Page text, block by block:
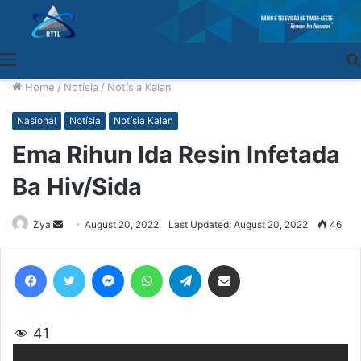
Home / Notísia / Notísia Kalan
Nasionál Notísia Notísia Kalan
Ema Rihun Ida Resin Infetada
Ba Hiv/Sida
Zya
Send
an
email
August 20, 2022 Last Updated: August 20, 2022 46
41